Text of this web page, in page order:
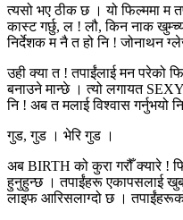
त्यसो भए ठीक छ । यो फिल्ममा म
कास्ट गर्छु, ल ! लौ, किन नाक
निर्देशक म नै त हो नि ! जोनाथन
उही क्या त ! तपाईंलाई मन परेको
बनाउने मान्छे । त्यो लगायत
नि ! अब त मलाई विश्वास गर्नुभयो
गुड, गुड । भेरि गुड ।
अब BIRTH को कुरा गरौँ क्यारे !
हुनुहुन्छ । तपाईंहरू एकापसलाई
लाइफ आरिसलाग्दो छ ।